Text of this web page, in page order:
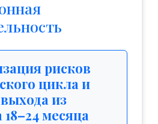
рисков
цикла и
из
месяца